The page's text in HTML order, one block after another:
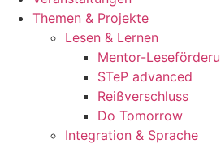
Themen & Projekte
Lesen & Lernen
Mentor-
STeP advanced
Reißverschluss
Do Tomorrow
Integration & Sprache